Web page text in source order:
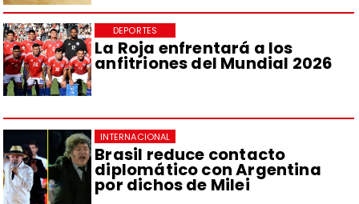
La Roja enfrentará a los
anfitriones del Mundial 2026
DEPORTES
Brasil reduce contacto
diplomático con Argentina
por dichos de Milei
INTERNACIONAL